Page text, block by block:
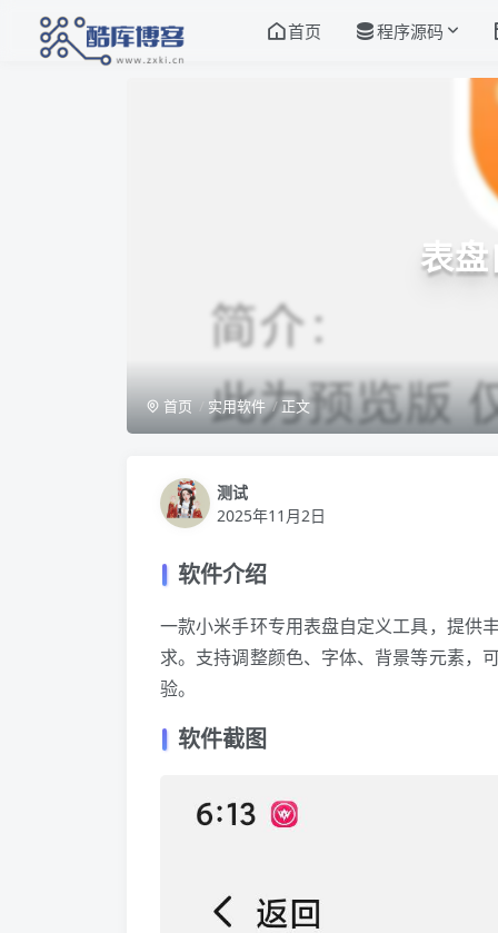
首页 程序源码
表
首页 实用软件 正文
测试
2025年11月2日
软件介绍
一款小米手环专用表盘自定义工具，提供
求。支持调整颜色、字体、背景等元素，
验。
软件截图